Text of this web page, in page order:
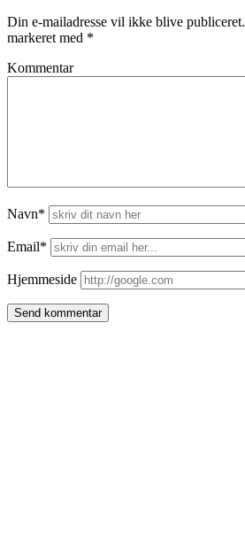
Din e-mailadresse vil ikke blive publiceret.
markeret med *
Kommentar
Navn*
Email*
Hjemmeside